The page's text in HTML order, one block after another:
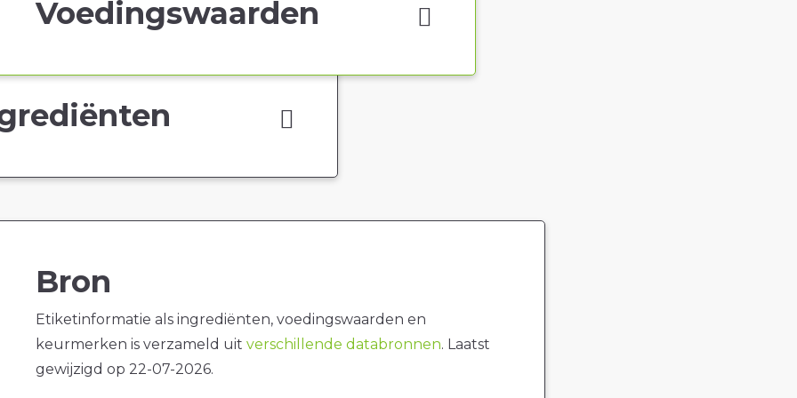
Voedingswaarden
Bron
Etiketinformatie als ingrediënten, voedingswaarden en
keurmerken is verzameld uit verschillende databronnen. Laatst
gewijzigd op 22-07-2026.